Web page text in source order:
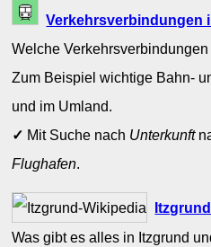
Verkehrsverbindungen
Welche
Zum Beispiel wichtige Bahn-
und im Umland.
✓ Mit Suche nach Unterkunft
Flughafen.
Was gibt es alles in Itzgrund